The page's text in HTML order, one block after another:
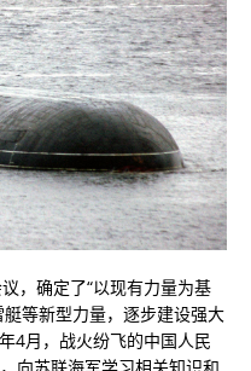
，确定了“以现有力量为基
等新型力量，逐步建设强大
4月，战火纷飞的中国人民